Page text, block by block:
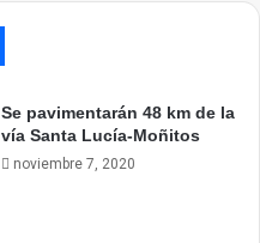
Se pavimentarán 48 km de la
vía Santa Lucía-Moñitos
noviembre 7, 2020